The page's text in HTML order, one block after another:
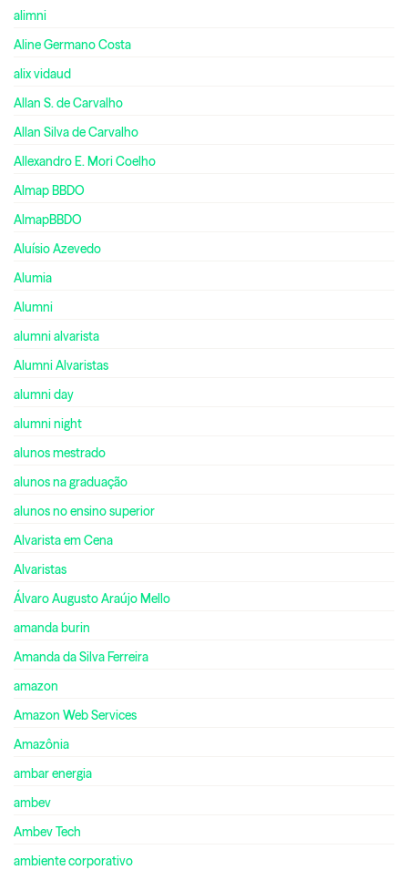
alimni
Aline Germano Costa
alix vidaud
Allan S. de Carvalho
Allan Silva de Carvalho
Allexandro E. Mori Coelho
Almap BBDO
AlmapBBDO
Aluísio Azevedo
Alumia
Alumni
alumni alvarista
Alumni Alvaristas
alumni day
alumni night
alunos mestrado
alunos na graduação
alunos no ensino superior
Alvarista em Cena
Alvaristas
Álvaro Augusto Araújo Mello
amanda burin
Amanda da Silva Ferreira
amazon
Amazon Web Services
Amazônia
ambar energia
ambev
Ambev Tech
ambiente corporativo